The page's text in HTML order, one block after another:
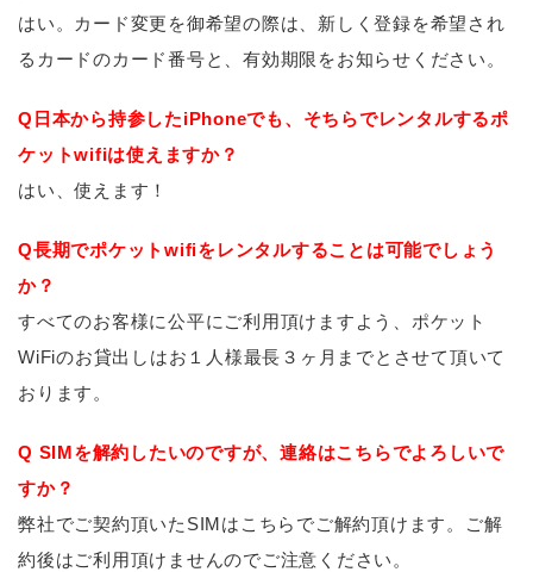
はい。カード変更を御希望の際は、新しく登録を希望され
るカードのカード番号と、有効期限をお知らせください。
Q日本から持参したiPhoneでも、そちらでレンタルするポ
ケットwifiは使えますか？
はい、使えます！
Q長期でポケットwifiをレンタルすることは可能でしょう
か？
すべてのお客様に公平にご利用頂けますよう、ポケット
WiFiのお貸出しはお１人様最長３ヶ月までとさせて頂いて
おります。
Q SIMを解約したいのですが、連絡はこちらでよろしいで
すか？
弊社でご契約頂いたSIMはこちらでご解約頂けます。ご解
約後はご利用頂けませんのでご注意ください。